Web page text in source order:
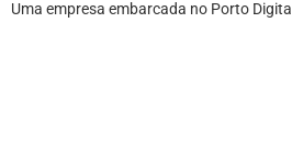
Uma empresa embarcada no Porto Digital